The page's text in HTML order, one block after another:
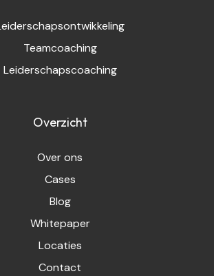
Teamcoaching
Leiderschapscoaching
Overzicht
Over ons
Cases
Blog
Whitepaper
Locaties
Contact